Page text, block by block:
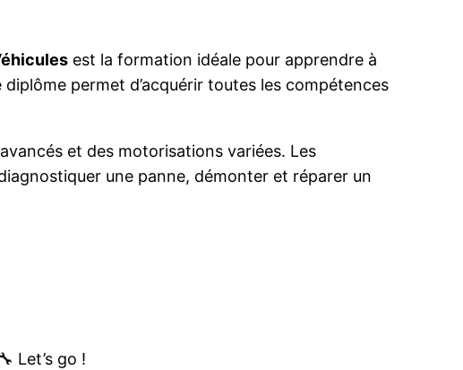
est la formation idéale pour apprendre à
permet d’acquérir toutes les compétences
et des motorisations variées. Les
une panne, démonter et réparer un
Let’s go !